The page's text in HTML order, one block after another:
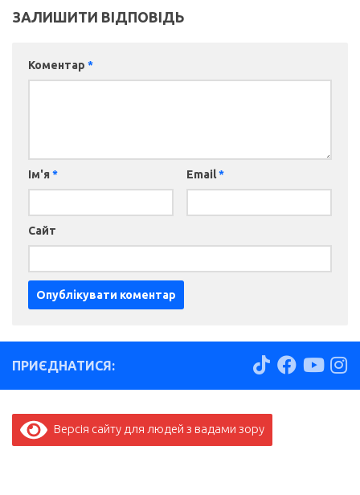
ЗАЛИШИТИ ВІДПОВІДЬ
Коментар *
Ім'я * Email*
Сайт
ПРИЄДНАТИСЯ:
Версія сайту для людей з вадами зору